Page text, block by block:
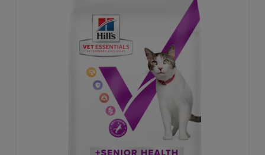
van het ontwikkelende immuunsysteem. De beste
ondersteuning voor nu en de toekomst.De
gezondheidsvoordelen van het natvoer zijn vergelijkbaar
met die van ons droogvoer. Natvoer kan helpen om de
vochtinname van je huisdier te verhogen en het is een
goede manier om je kitten meer variatie te bieden, door
natvoer en droogvoer op verschillende manieren te